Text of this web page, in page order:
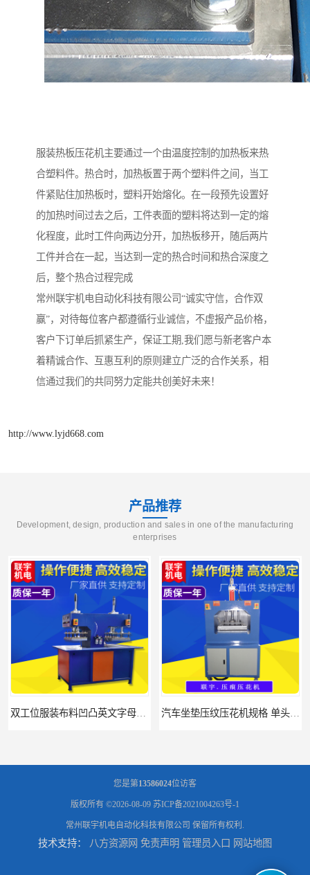
服装热板压花机主要通过一个由温度控制的加热板来热
合塑料件。热合时，加热板置于两个塑料件之间，当工
件紧贴住加热板时，塑料开始熔化。在一段预先设置好
的加热时间过去之后，工件表面的塑料将达到一定的熔
化程度，此时工件向两边分开，加热板移开，随后两片
工件并合在一起，当达到一定的热合时间和热合深度之
后，整个热合过程完成
常州联宇机电自动化科技有限公司“诚实守信，合作双
赢”，对待每位客户都遵循行业诚信，不虚报产品价格，
客户下订单后抓紧生产，保证工期,我们愿与新老客户本
着精诚合作、互惠互利的原则建立广泛的合作关系，相
信通过我们的共同努力定能共创美好未来！
http://www.lyjd668.com
产品推荐
Development, design, production and sales in one of the manufacturing
enterprises
您是第13586024位访客
版权所有 ©2026-08-09 苏ICP备2021004263号-1
常州联宇机电自动化科技有限公司 保留所有权利.
技术支持： 八方资源网 免责声明 管理员入口 网站地图